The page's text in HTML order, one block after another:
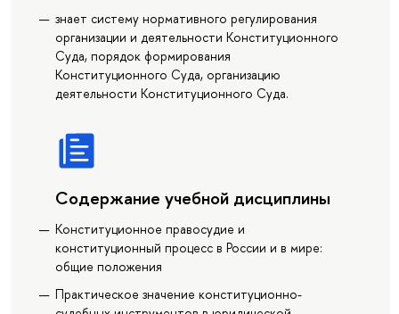
знает систему нормативного регулирования
организации и деятельности Конституционного
Суда, порядок формирования
Конституционного Суда, организацию
деятельности Конституционного Суда.
Содержание учебной дисциплины
Конституционное правосудие и
конституционный процесс в России и в мире:
общие положения
Практическое значение конституционно-